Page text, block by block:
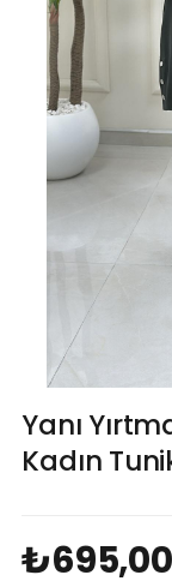
Yanı
Kadın
₺695,00